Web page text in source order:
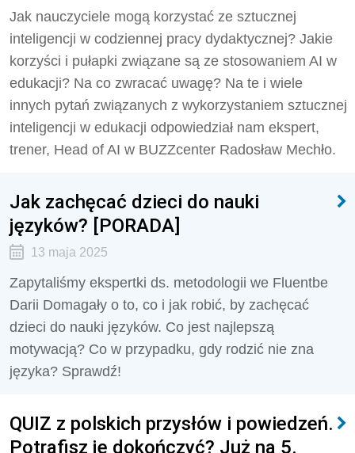
Jak nauczyciele mogą korzystać ze sztucznej
inteligencji w codziennej pracy dydaktycznej? Jakie
korzyści i pułapki związane są ze stosowaniem AI w
edukacji? Na co zwracać uwagę? Na te i wiele
innych pytań związanych z wykorzystaniem sztucznej
inteligencji w edukacji odpowiedział nam ekspert,
trener, Head of AI w BUZZcenter Radosław Mechło.
Jak zachęcać dzieci do nauki
języków? [PORADA]
13 maja 2025
Zapytaliśmy ekspertki ds. metodologii we Fluentbe
Darii Domagały o to, co i jak robić, by zachęcać
dzieci do nauki języków. Co jest najlepszą
motywacją? Co w przypadku, gdy rodzić nie zna
języka? Sprawdź!
QUIZ z polskich przysłów i powiedzeń.
Potrafisz je dokończyć? Już na 5.